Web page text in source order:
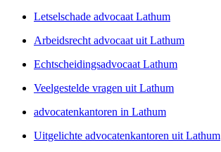
Letselschade advocaat Lathum
Arbeidsrecht advocaat uit Lathum
Echtscheidingsadvocaat Lathum
Veelgestelde vragen uit Lathum
advocatenkantoren in Lathum
Uitgelichte advocatenkantoren uit Lathum